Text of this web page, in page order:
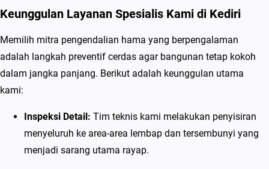
s
e
m
b
a
Keunggulan Layanan Spesialis Kami di Kediri
Memilih mitra pengendalian hama yang berpengalaman
adalah langkah preventif cerdas agar bangunan tetap kokoh
dalam jangka panjang. Berikut adalah keunggulan utama
kami:
Inspeksi Detail: Tim teknis kami melakukan penyisiran
menyeluruh ke area-area lembap dan tersembunyi yang
menjadi sarang utama rayap.